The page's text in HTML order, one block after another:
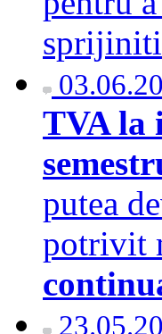
TVA la
putea
potrivit